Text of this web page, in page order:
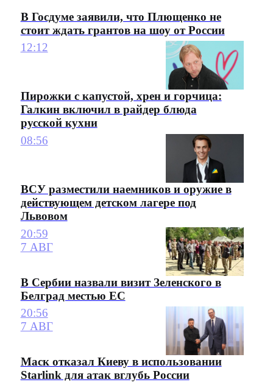
В Госдуме заявили, что Плющенко не
стоит ждать грантов на шоу от России
12:12
Пирожки с капустой, хрен и горчица:
Галкин включил в райдер блюда
русской кухни
08:56
ВСУ разместили наемников и оружие в
действующем детском лагере под
Львовом
20:59
7 АВГ
В Сербии назвали визит Зеленского в
Белград местью ЕС
20:56
7 АВГ
Маск отказал Киеву в использовании
Starlink для атак вглубь России